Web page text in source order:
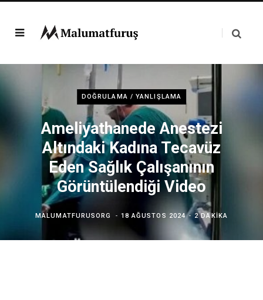
DOĞRULAMA / YANLIŞLAMA
Ameliyathanede Anestezi
Altındaki Kadına Tecavüz
Eden Sağlık Çalışanının
Görüntülendiği Video
MALUMATFURUSORG 18 AĞUSTOS 2024 2 DAKIKA